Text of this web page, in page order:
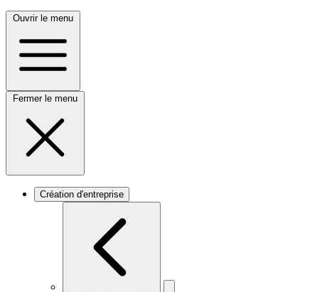
Ouvrir le menu
Fermer le menu
Création d'entreprise